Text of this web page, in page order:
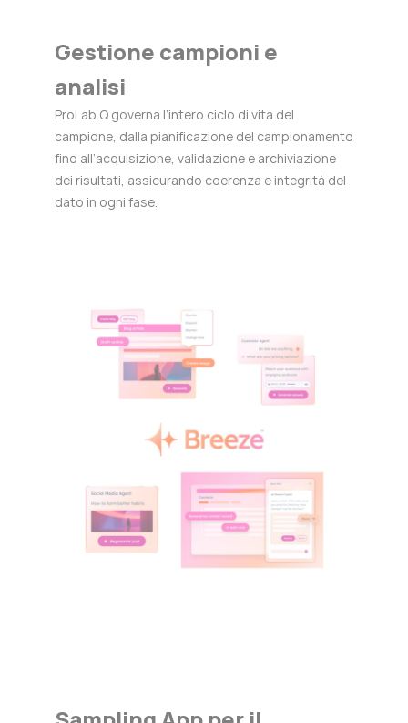
Gestione campioni e
analisi
ProLab.Q governa l’intero ciclo di vita del
campione, dalla pianificazione del campionamento
fino all’acquisizione, validazione e archiviazione
dei risultati, assicurando coerenza e integrità del
dato in ogni fase.